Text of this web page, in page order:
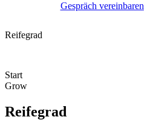
Gespräch vereinbaren
Reifegrad
Start
Grow
Reifegrad